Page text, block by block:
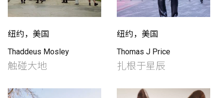
纽约，美国
Thaddeus Mosley
触碰大地
纽约，美国
Thomas J Price
扎根于星辰